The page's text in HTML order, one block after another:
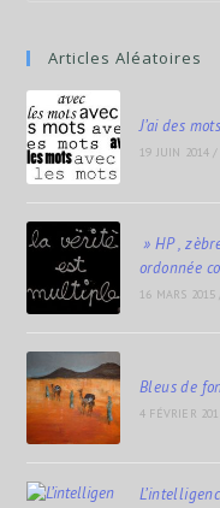
Articles Aléatoires
J’ai des
19 JUIN 2014 /
» HP ,
ordonnée
16 MARS 2015
Bleus de
4 FÉVRIER